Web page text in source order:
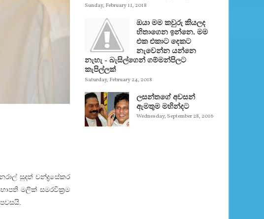
සුදත් චන්ද්‍රසේකර
මලික් සමරවික්‍රම
Sunday, February 11, 2018
ඔයා මම කවුරු කියලද
හිතාගෙන ඉන්නෙ. මම
එක එකාට දෙකට
නැවෙන්න යන්නෙ
නැහැ - බැසිල්ගෙන් ගම්මන්පිලට
කැපිල්ලක්
Saturday, February 24, 2018
ලසන්තගේ අවසන්
ඇමතුම මහින්දට
Wednesday, September 28, 2016